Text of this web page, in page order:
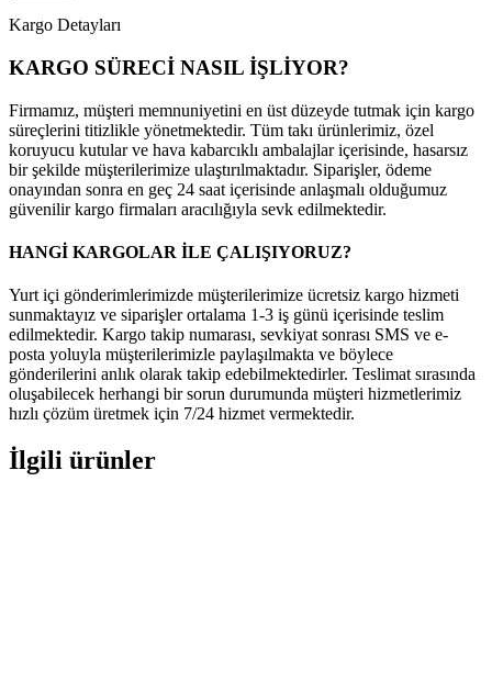
Kargo Detayları
KARGO SÜRECİ NASIL İŞLİYOR?
Firmamız, müşteri memnuniyetini en üst düzeyde tutmak için kargo
süreçlerini titizlikle yönetmektedir. Tüm takı ürünlerimiz, özel
koruyucu kutular ve hava kabarcıklı ambalajlar içerisinde, hasarsız
bir şekilde müşterilerimize ulaştırılmaktadır. Siparişler, ödeme
onayından sonra en geç 24 saat içerisinde anlaşmalı olduğumuz
güvenilir kargo firmaları aracılığıyla sevk edilmektedir.
HANGİ KARGOLAR İLE ÇALIŞIYORUZ?
Yurt içi gönderimlerimizde müşterilerimize ücretsiz kargo hizmeti
sunmaktayız ve siparişler ortalama 1-3 iş günü içerisinde teslim
edilmektedir. Kargo takip numarası, sevkiyat sonrası SMS ve e-
posta yoluyla müşterilerimizle paylaşılmakta ve böylece
gönderilerini anlık olarak takip edebilmektedirler. Teslimat sırasında
oluşabilecek herhangi bir sorun durumunda müşteri hizmetlerimiz
hızlı çözüm üretmek için 7/24 hizmet vermektedir.
İlgili ürünler